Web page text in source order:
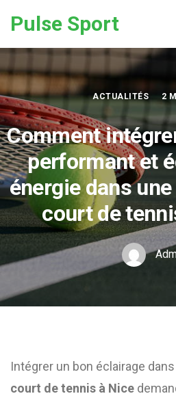
Pulse Sport
ACTUALITÉS 2
Comment
performant et
énergie dans
court de
Intégrer un bon éclairage
court de tennis à Nice